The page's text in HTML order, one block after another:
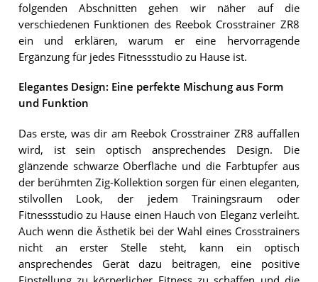
folgenden Abschnitten gehen wir näher auf die
verschiedenen Funktionen des Reebok Crosstrainer ZR8
ein und erklären, warum er eine hervorragende
Ergänzung für jedes Fitnessstudio zu Hause ist.
Elegantes Design: Eine perfekte Mischung aus Form
und Funktion
Das erste, was dir am Reebok Crosstrainer ZR8 auffallen
wird, ist sein optisch ansprechendes Design. Die
glänzende schwarze Oberfläche und die Farbtupfer aus
der berühmten Zig-Kollektion sorgen für einen eleganten,
stilvollen Look, der jedem Trainingsraum oder
Fitnessstudio zu Hause einen Hauch von Eleganz verleiht.
Auch wenn die Ästhetik bei der Wahl eines Crosstrainers
nicht an erster Stelle steht, kann ein optisch
ansprechendes Gerät dazu beitragen, eine positive